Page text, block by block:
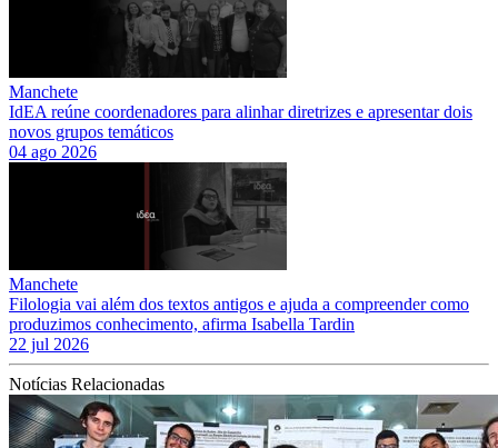
Manchete
IdEA reúne coordenadores para alinhar diretrizes e apresentar dois
novos grupos temáticos
04 ago 2026
Manchete
Filologia vai além dos textos antigos e ajuda a compreender como
produzimos conhecimento, afirma Isabella Tardin
22 jul 2026
Notícias Relacionadas